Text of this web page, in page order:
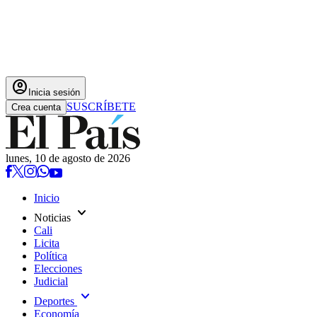
account_circle Inicia sesión
Crea cuenta SUSCRÍBETE
lunes, 10 de agosto de 2026
Inicio
Noticias expand_more
Cali
Licita
Política
Elecciones
Judicial
Deportes expand_more
Economía